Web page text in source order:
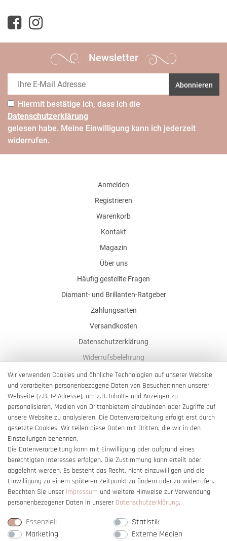
Newsletter
Abonnieren
Hiermit bestätige ich, dass ich die
Daten­schutz­erklärung
gelesen habe. Meine Einwilligung kann ich jederzeit
widerrufen.
Anmelden
Registrieren
Warenkorb
Kontakt
Magazin
Über uns
Häufig gestellte Fragen
Diamant- und Brillanten-Ratgeber
Zahlungsarten
Versandkosten
Datenschutzerklärung
Widerrufsbelehrung
AGB
Impressum
Barrierefreiheitserklärung
Vertrag widerrufen
Wir verwenden Cookies und ähnliche Technologien auf unserer Website
und verarbeiten personenbezogene Daten von Besucher:innen unserer
Webseite (z.B. IP-Adresse), um z.B. Inhalte und Anzeigen zu
personalisieren, Medien von Drittanbietern einzubinden oder Zugriffe auf
unsere Website zu analysieren. Die Datenverarbeitung erfolgt erst durch
gesetzte Cookies. Wir teilen diese Daten mit Dritten, die wir in den
Einstellungen benennen.
Die Datenverarbeitung kann mit Einwilligung oder aufgrund eines
berechtigten Interesses erfolgen. Die Zustimmung kann erteilt oder
abgelehnt werden. Es besteht das Recht, nicht einzuwilligen und die
Einwilligung zu einem späteren Zeitpunkt zu ändern oder zu widerrufen.
Beachten Sie unser Impressum und weitere Hinweise zur Verwendung
personenbezogener Daten in unserer Daten­schutz­erklärung.
Essenziell
Statistik
Marketing
Externe Medien